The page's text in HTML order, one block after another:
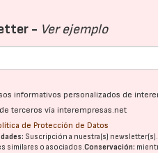
- Ver ejemplo
informativos personalizados de
terceros vía interempresas.net
de Protección de Datos
Suscripción a nuestra(s)
similares o asociados.Conservación: